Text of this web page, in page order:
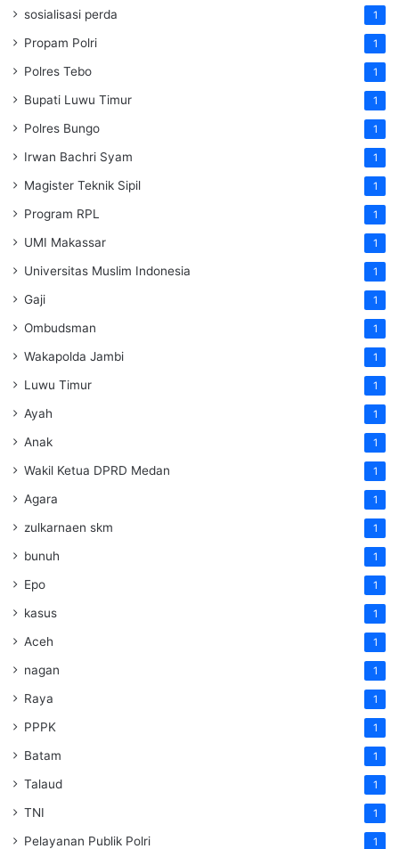
sosialisasi perda 1
Propam Polri 1
Polres Tebo 1
Bupati Luwu Timur 1
Polres Bungo 1
Irwan Bachri Syam 1
Magister Teknik Sipil 1
Program RPL 1
UMI Makassar 1
Universitas Muslim Indonesia 1
Gaji 1
Ombudsman 1
Wakapolda Jambi 1
Luwu Timur 1
Ayah 1
Anak 1
Wakil Ketua DPRD Medan 1
Agara 1
zulkarnaen skm 1
bunuh 1
Epo 1
kasus 1
Aceh 1
nagan 1
Raya 1
PPPK 1
Batam 1
Talaud 1
TNI 1
Pelayanan Publik Polri 1